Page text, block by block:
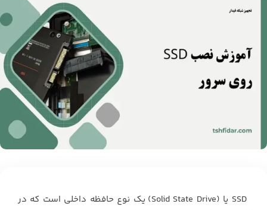
SSD یا (Solid State Drive) یک نوع حافظه داخلی است که در